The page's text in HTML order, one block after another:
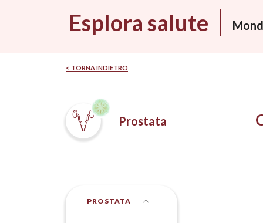
Esplora salute
< TORNA INDIETRO
Prostata
PROSTATA